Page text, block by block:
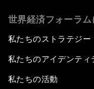
世界経済フォーラム
私たちのストラテジー
私たちのアイデンティ
私たちの活動